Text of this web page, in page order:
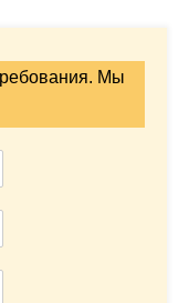
Мы